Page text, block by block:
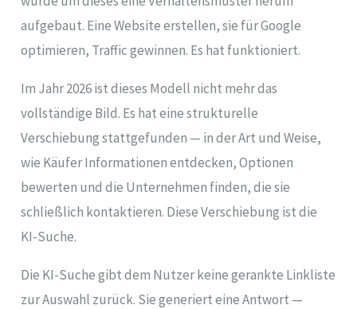
aufgebaut. Eine Website erstellen, sie für Google
optimieren, Traffic gewinnen. Es hat funktioniert.
Im Jahr 2026 ist dieses Modell nicht mehr das
vollständige Bild. Es hat eine strukturelle
Verschiebung stattgefunden — in der Art und Weise,
wie Käufer Informationen entdecken, Optionen
bewerten und die Unternehmen finden, die sie
schließlich kontaktieren. Diese Verschiebung ist die
KI-Suche.
Die KI-Suche gibt dem Nutzer keine gerankte Linkliste
zur Auswahl zurück. Sie generiert eine Antwort —